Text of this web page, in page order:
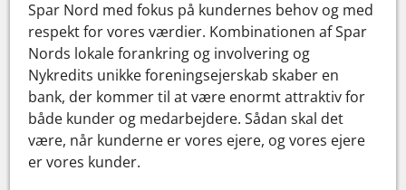
Spar Nord med fokus på kundernes behov og med
respekt for vores værdier. Kombinationen af Spar
Nords lokale forankring og involvering og
Nykredits unikke foreningsejerskab skaber en
bank, der kommer til at være enormt attraktiv for
både kunder og medarbejdere. Sådan skal det
være, når kunderne er vores ejere, og vores ejere
er vores kunder.